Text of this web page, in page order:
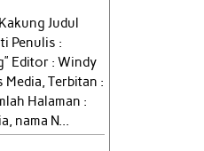
Judul
Penulis :
Editor : Windy
Terbitan :
Halaman :
nama N...